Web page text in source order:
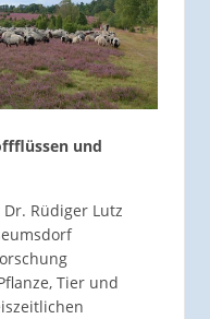
und
Rüdiger Lutz
Tier und